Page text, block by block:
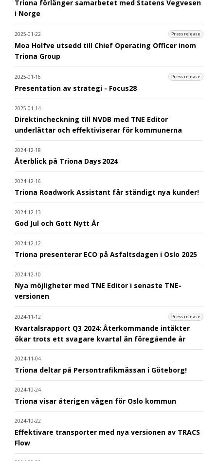
Triona förlänger samarbetet med Statens Vegvesen
i Norge
2025-01-22 Pressrelease
Moa Holfve utsedd till Chief Operating Officer inom
Triona Group
2025-01-16 Pressrelease
Presentation av strategi - Focus28
2025-01-14
Direktincheckning till NVDB med TNE Editor
underlättar och effektiviserar för kommunerna
2024-12-18
Återblick på Triona Days 2024
2024-12-16
Triona Roadwork Assistant får ständigt nya kunder!
2024-12-13
God Jul och Gott Nytt År
2024-12-12
Triona presenterar ECO på Asfaltsdagen i Oslo 2025
2024-12-10
Nya möjligheter med TNE Editor i senaste TNE-
versionen
2024-11-12 Pressrelease
Kvartalsrapport Q3 2024: Återkommande intäkter
ökar trots ett svagare kvartal än föregående år
2024-11-04
Triona deltar på Persontrafikmässan i Göteborg!
2024-10-24
Triona visar återigen vägen för Oslo kommun
2024-10-22
Effektivare transporter med nya versionen av TRACS
Flow